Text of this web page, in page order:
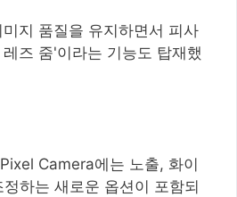
지 품질을 유지하면서 피사
즈 줌'이라는 기능도 탑재했
Camera에는 노출, 화이
하는 새로운 옵션이 포함되